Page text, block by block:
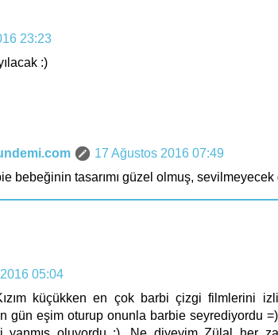
23:23
:)
17 Ağustos 2016 07:49
bebeğinin tasarımı güzel olmuş,
05:04
küçükken en çok barbi çizgi filmlerini
gün eşim oturup onunla barbie seyrediyordu